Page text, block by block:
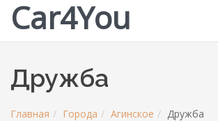
Car4You
Дружба
Главная Города Агинское Дружба